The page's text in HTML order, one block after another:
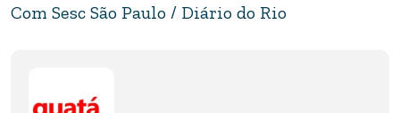
Com Sesc São Paulo / Diário do Rio